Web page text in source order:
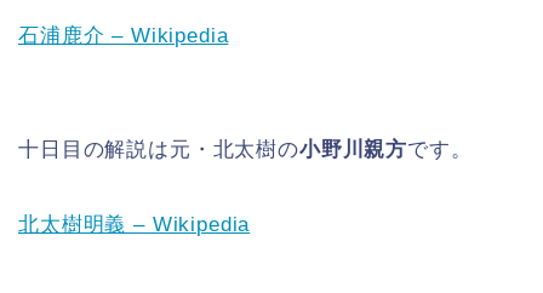
石浦鹿介 – Wikipedia
十日目の解説は元・北太樹の小野川親方です。
北太樹明義 – Wikipedia